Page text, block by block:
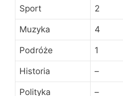
Sport 2
Muzyka 4
Podróże 1
Historia –
Polityka –